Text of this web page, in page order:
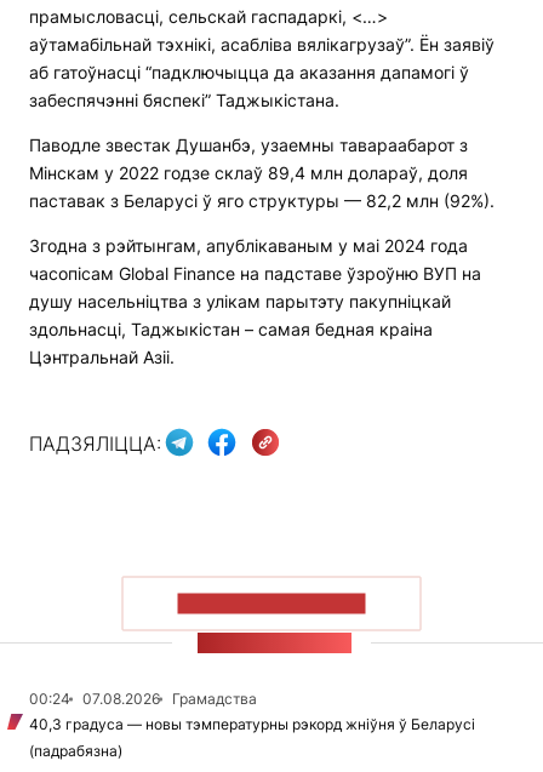
прамысловасці, сельскай гаспадаркі, <…>
аўтамабільнай тэхнікі, асабліва вялікагрузаў”. Ён заявіў
аб гатоўнасці “падключыцца да аказання дапамогі ў
забеспячэнні бяспекі” Таджыкістана.
Паводле звестак Душанбэ, узаемны тавараабарот з
Мінскам у 2022 годзе склаў 89,4 млн долараў, доля
паставак з Беларусі ў яго структуры — 82,2 млн (92%).
Згодна з рэйтынгам, апублікаваным у маі 2024 года
часопісам Global Finance на падставе ўзроўню ВУП на
душу насельніцтва з улікам парытэту пакупніцкай
здольнасці, Таджыкістан – самая бедная краіна
Цэнтральнай Азіі.
ПАДЗЯЛІЦЦА:
00:24 07.08.2026
Грамадства
40,3 градуса — новы тэмпературны рэкорд жніўня ў Беларусі
(падрабязна)